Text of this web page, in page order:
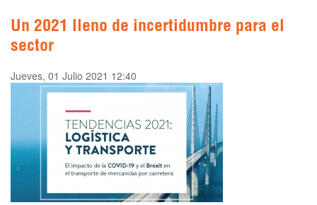
Un 2021 lleno de incertidumbre para el
sector
Jueves, 01 Julio 2021 12:40